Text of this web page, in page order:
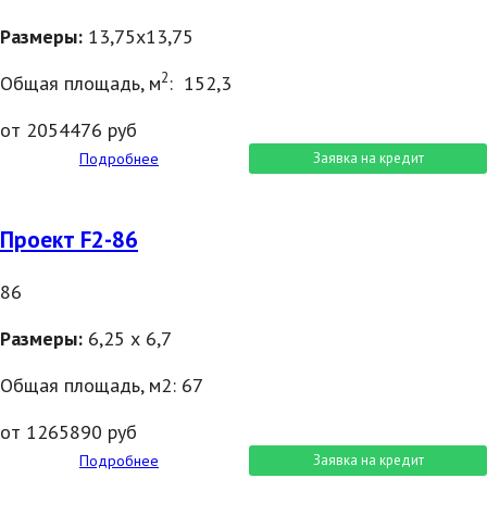
Размеры: 13,75х13,75
Общая площадь, м2: 152,3
от 2054476 руб
Подробнее Заявка на кредит
Проект F2-86
86
Размеры: 6,25 х 6,7
Общая площадь, м2: 67
от 1265890 руб
Подробнее Заявка на кредит